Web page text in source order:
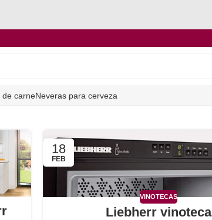
de carneNeveras para cerveza
18
FEB
VINOTECAS
Liebherr vinoteca